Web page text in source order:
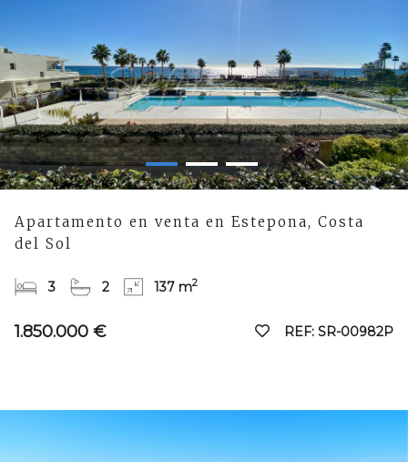
Apartamento en venta en Estepona, Costa
del Sol
3 2 137 m2
1.850.000 € REF: SR-00982P